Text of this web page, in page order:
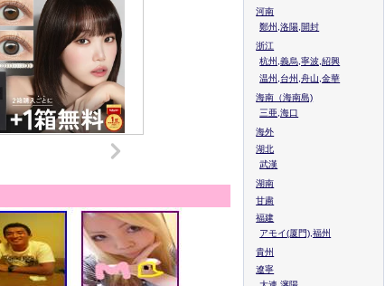
河南
鄭州,洛陽,開封
浙江
杭州,義烏,寧波,紹興
温州,台州,舟山,金華
海南（海南島)
三亜,海口
海外
湖北
武漢
湖南
甘粛
福建
アモイ(厦門),福州
貴州
遼寧